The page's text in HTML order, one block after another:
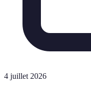
4 juillet 2026